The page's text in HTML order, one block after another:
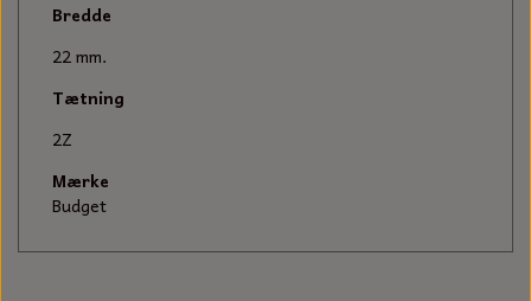
Bredde
22 mm.
Tætning
2Z
Mærke
Budget